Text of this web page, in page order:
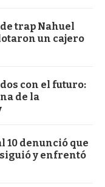
trap Nahuel
un cajero
con el futuro:
de la
10 denunció que
y enfrentó